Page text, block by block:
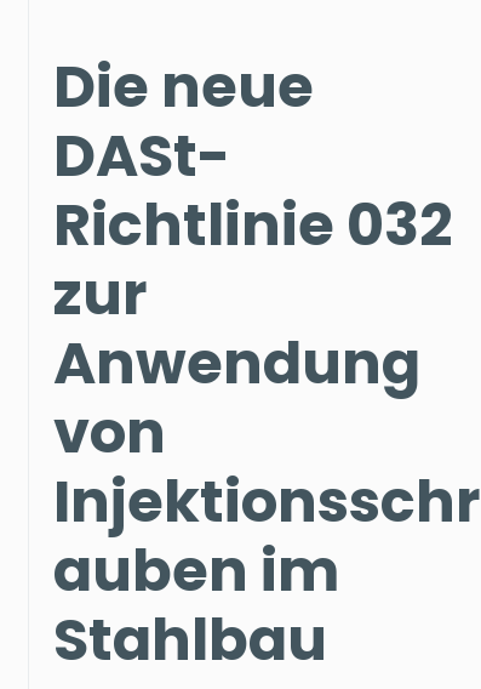
Die neue
DASt-
Richtlinie 032
zur
Anwendung
von
Injektionsschr
auben im
Stahlbau